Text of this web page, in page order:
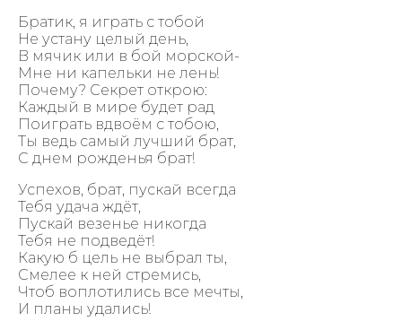
Братик, я играть с тобой
Не устану целый день,
В мячик или в бой морской-
Мне ни капельки не лень!
Почему? Секрет открою:
Каждый в мире будет рад
Поиграть вдвоём с тобою,
Ты ведь самый лучший брат,
С днем рожденья брат!
Успехов, брат, пускай всегда
Тебя удача ждёт,
Пускай везенье никогда
Тебя не подведёт!
Какую б цель не выбрал ты,
Смелее к ней стремись,
Чтоб воплотились все мечты,
И планы удались!